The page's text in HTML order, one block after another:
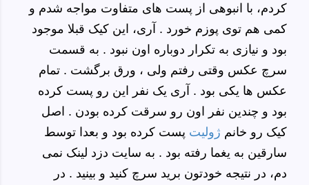
کردم، با انبوهی از پست های متفاوت مواجه شدم و
کمی هم توی پوزم خورد . آری، این کیک قبلا موجود
بود و نیازی به تکرار دوباره اون نبود . به قسمت
سرچ عکس وقتی رفتم ولی ، ورق برگشت . تمام
عکس ها یکی بود . آری یک نفر این رو پست کرده
بود و چندین نفر اون رو سرقت کرده بودن . اصل
کیک رو خانم ژولیت پست کرده بود و بعدا توسط
سارقین به یغما رفته بود . به سایت دزد لینک نمی
دم، در نتیجه خودتون برید سرچ کنید و بینید . در